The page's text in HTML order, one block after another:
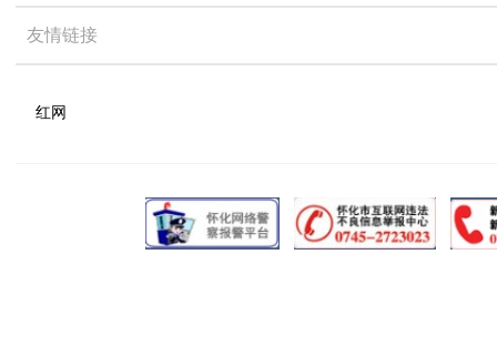
友情链接
红网